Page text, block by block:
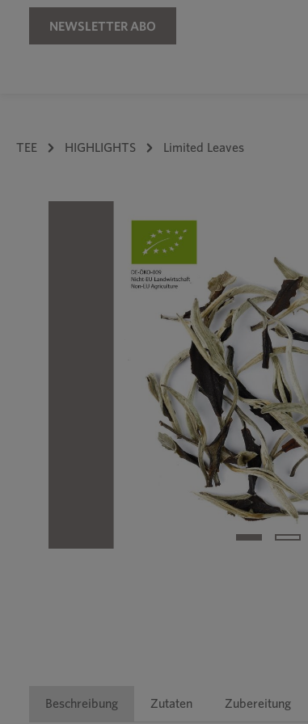
Hauptnavigation springen
NEWSLETTER ABO
TEE HIGHLIGHTS Limited Leaves
Beschreibung Zutaten Zubereitung